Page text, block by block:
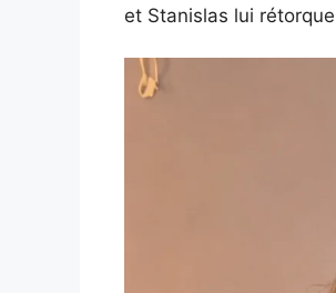
et Stanislas lui